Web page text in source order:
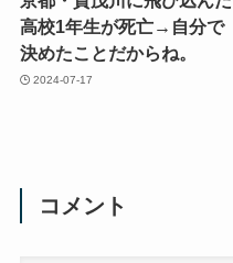
高校1年生が死亡→自分で
決めたことだからね。
2024-07-17
コメント